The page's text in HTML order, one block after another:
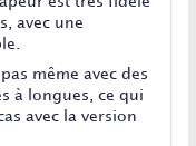
avec une
même avec des
à longues, ce qui
avec la version